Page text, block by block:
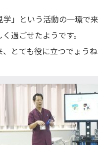
」という活動の一環で来
過ごせたようです。
とても役に立つでょうね